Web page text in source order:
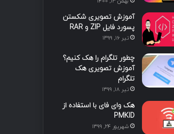
آموزش تصویری شکستن
پسورد فایل ZIP و RAR
تیر ۱۶, ۱۳۹۹
چطور تلگرام را هک کنیم؟
آموزش تصویری هک
تلگرام
تیر ۱۸, ۱۳۹۹
هک وای فای با استفاده از
PMKID
شهریور ۲۴, ۱۳۹۹